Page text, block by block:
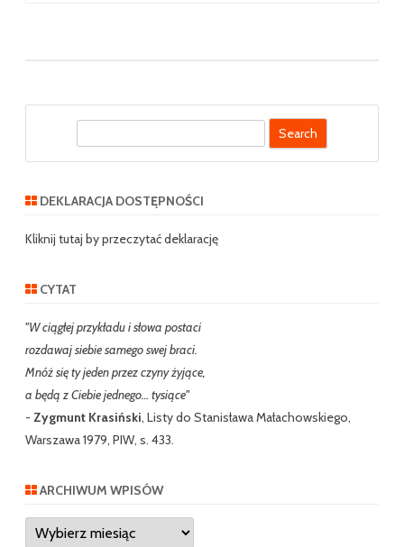
r
h
DEKLARACJA DOSTĘPNOŚCI
Kliknij tutaj by przeczytać deklarację
CYTAT
"W ciągłej przykładu i słowa postaci
rozdawaj siebie samego swej braci.
Mnóż się ty jeden przez czyny żyjące,
a będą z Ciebie jednego… tysiące"
- Zygmunt Krasiński, Listy do Stanisława Małachowskiego,
Warszawa 1979, PIW, s. 433.
ARCHIWUM WPISÓW
Archiwum
wpisów